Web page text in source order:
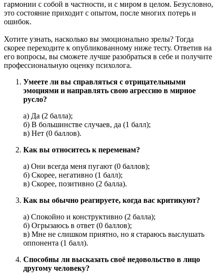
гармонии с собой в частности, и с миром в целом. Безусловно,
это состояние приходит с опытом, после многих потерь и
ошибок.
Хотите узнать, насколько вы эмоционально зрелы? Тогда
скорее переходите к опубликованному ниже тесту. Ответив на
его вопросы, вы сможете лучше разобраться в себе и получите
профессиональную оценку психолога.
Умеете ли вы справляться с отрицательными
эмоциями и направлять свою агрессию в мирное
русло?
а) Да (2 балла);
б) В большинстве случаев, да (1 балл);
в) Нет (0 баллов).
Как вы относитесь к переменам?
а) Они всегда меня пугают (0 баллов);
б) Скорее, негативно (1 балл);
в) Скорее, позитивно (2 балла).
Как вы обычно реагируете, когда вас критикуют?
а) Спокойно и конструктивно (2 балла);
б) Огрызаюсь в ответ (0 баллов);
в) Мне не слишком приятно, но я стараюсь выслушать
оппонента (1 балл).
Способны ли высказать своё недовольство в лицо
другому человеку?